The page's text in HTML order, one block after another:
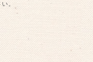
。